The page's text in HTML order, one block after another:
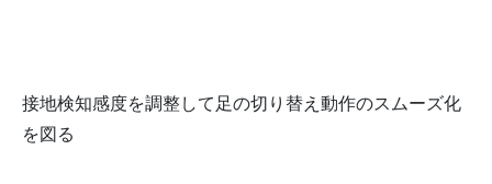
接地検知感度を調整して足の切り替え動作のスムーズ化
を図る